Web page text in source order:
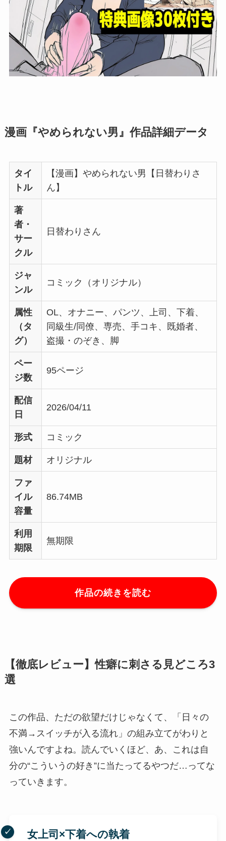
漫画『やめられない男』作品詳細データ
タイ
トル
【漫画】やめられない男【日替わりさ
ん】
著
者・
サー
クル
日替わりさん
ジャ
ンル
コミック（オリジナル）
属性
（タ
グ）
OL、オナニー、パンツ、上司、下着、
同級生/同僚、専売、手コキ、既婚者、
盗撮・のぞき、脚
ペー
ジ数
95ページ
配信
日
2026/04/11
形式 コミック
題材 オリジナル
ファ
イル
容量
86.74MB
利用
期限
無期限
作品の続きを読む
【徹底レビュー】性癖に刺さる見どころ3
選
この作品、ただの欲望だけじゃなくて、「日々の
不満→スイッチが入る流れ」の組み立てがわりと
強いんですよね。読んでいくほど、あ、これは自
分の“こういうの好き”に当たってるやつだ…ってな
っていきます。
女上司×下着への執着